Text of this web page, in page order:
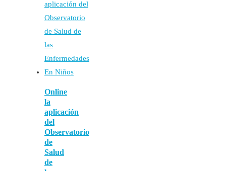
Online
la
aplicación
del
Observatorio
de
Salud
de